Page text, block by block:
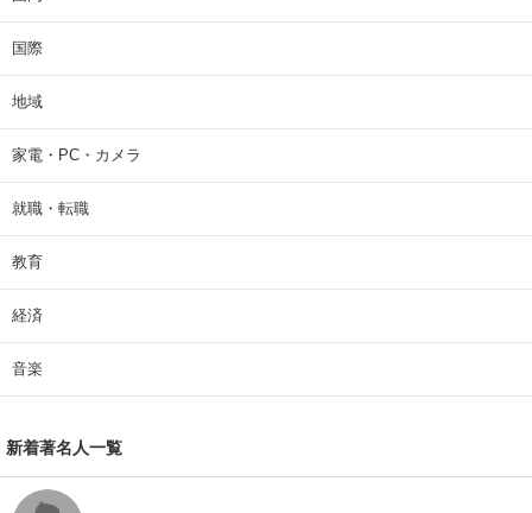
国際
地域
家電・PC・カメラ
就職・転職
教育
経済
音楽
新着著名人一覧